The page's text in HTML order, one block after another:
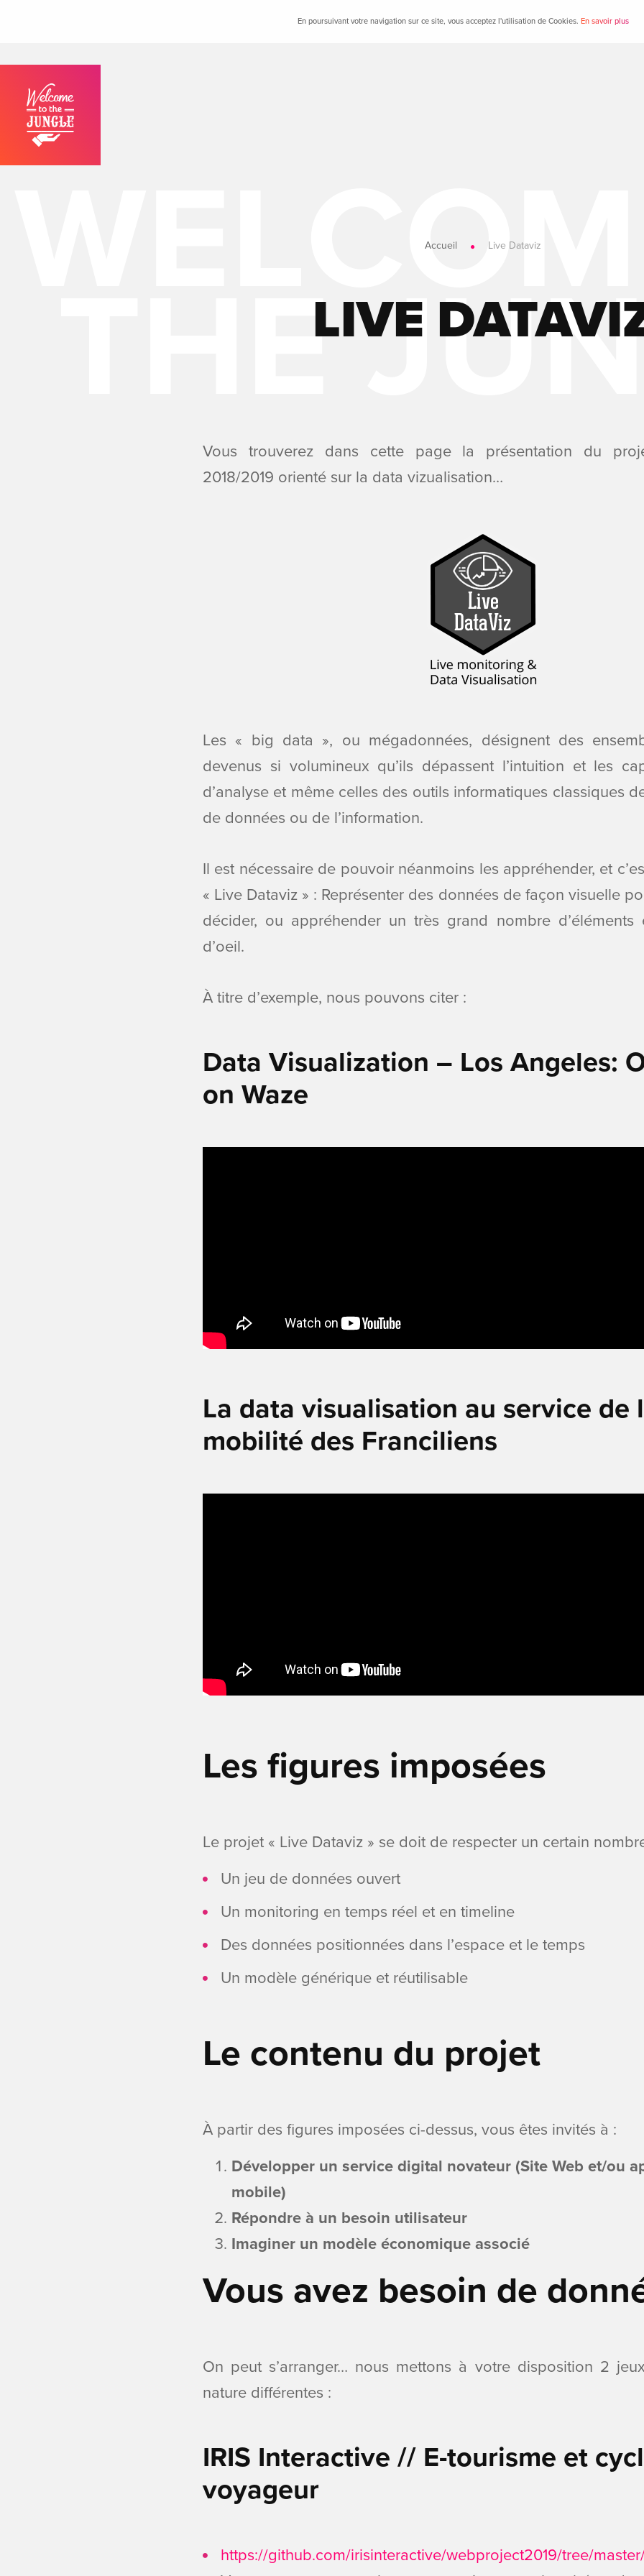
En poursuivant votre navigation sur ce site, vous acceptez l'utilisation de Cookies. En savoir plus
Accueil Live Dataviz
LIVE
Vous trouverez dans cette page la présentation du
2018/2019 orienté sur la data vizualisation…
Les « big data », ou mégadonnées, désignent des
devenus si volumineux qu’ils dépassent l’intuition et les
d’analyse et même celles des outils informatiques classiques
de données ou de l’information.
Il est nécessaire de pouvoir néanmoins les appréhender, et
« Live Dataviz » : Représenter des données de façon visuelle
décider, ou appréhender un très grand nombre
d’oeil.
À titre d’exemple, nous pouvons citer :
Data Visualization – Los Angeles:
on Waze
La data visualisation au service de
mobilité des Franciliens
Les figures imposées
Le projet « Live Dataviz » se doit de respecter un certain
Un jeu de données ouvert
Un monitoring en temps réel et en timeline
Des données positionnées dans l’espace et le temps
Un modèle générique et réutilisable
Le contenu du projet
À partir des figures imposées ci-dessus, vous êtes invités à :
Développer un service digital novateur (Site Web et/ou
mobile)
Répondre à un besoin utilisateur
Imaginer un modèle économique associé
Vous avez besoin de
On peut s’arranger… nous mettons à votre disposition 2
nature différentes :
IRIS Interactive // E-tourisme et
voyageur
https://github.com/irisinteractive/webproject2019/tree/